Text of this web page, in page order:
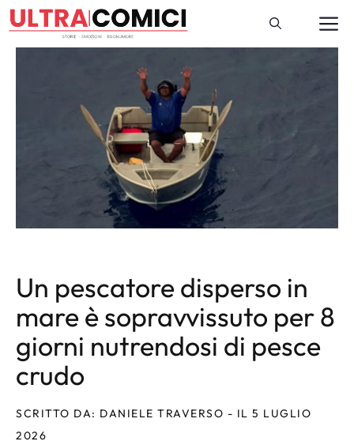
Vai
al
Un pescatore disperso in
mare è sopravvissuto per 8
giorni nutrendosi di pesce
crudo
SCRITTO DA: DANIELE TRAVERSO - IL 5 LUGLIO
2026